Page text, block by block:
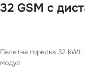
32 GSM с
Пелетна горелка 32
модул